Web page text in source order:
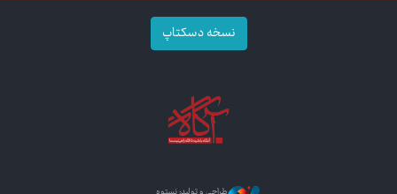
نسخه دسکتاپ